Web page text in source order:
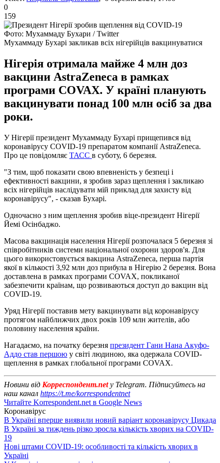
0
159
Фото: Мухаммаду Бухари / Twitter
Мухаммаду Бухарі закликав всіх нігерійців вакцинуватися
Нігерія отримала майже 4 млн доз
вакцини AstraZeneca в рамках
програми COVAX. У країні планують
вакцинувати понад 100 млн осіб за два
роки.
У Нігерії президент Мухаммаду Бухарі прищепився від
коронавірусу COVID-19 препаратом компанії AstraZeneca.
Про це повідомляє ТАСС в суботу, 6 березня.
"З тим, щоб показати свою впевненість у безпеці і
ефективності вакцини, я зробив зараз щеплення і закликаю
всіх нігерійців наслідувати мій приклад для захисту від
коронавірусу", - сказав Бухарі.
Одночасно з ним щеплення зробив віце-президент Нігерії
Йемі Осінбаджо.
Масова вакцинація населення Нігерії розпочалася 5 березня зі
співробітників системи національної охорони здоров'я. Для
цього використовується вакцина AstraZeneca, перша партія
якої в кількості 3,92 млн доз прибула в Нігерію 2 березня. Вона
доставлена ​​в рамках програми COVAX, покликаної
забезпечити країнам, що розвиваються доступ до вакцин від
COVID-19.
Уряд Нігерії поставив мету вакцинувати від коронавірусу
протягом найближчих двох років 109 млн жителів, або
половину населення країни.
Нагадаємо, на початку березня президент Гани Нана Акуфо-
Аддо став першою у світі людиною, яка одержала COVID-
щеплення в рамках глобальної програми COVAX.
Новини від Корреспондент.netу Telegram. Підписуйтесь на
наш канал https://t.me/korrespondentnet
Читайте Korrespondent.net в Google News
Коронавірус
В Україні вперше виявили новий варіант коронавірусу Цикада
В Україні за тиждень різко зросла кількість хворих на COVID-
19
Нові штами COVID-19: особливості та кількість хворих в
Україні